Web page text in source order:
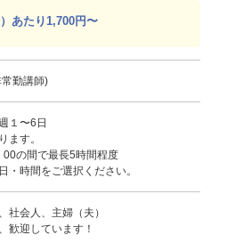
あたり1,700円〜
勤講師)
１〜6日
ます。
00の間で最長5時間程度
・時間をご選択ください。
社会人、主婦（夫）
歓迎しています！